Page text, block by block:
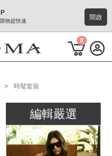
物超快速 開啟
0
時髦套裝
編輯嚴選